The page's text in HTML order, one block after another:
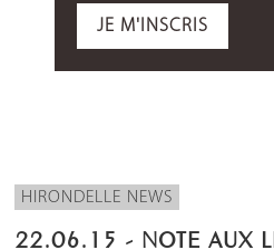
JE M'INSCRIS
HIRONDELLE NEWS
22.06.15 - NOTE AUX